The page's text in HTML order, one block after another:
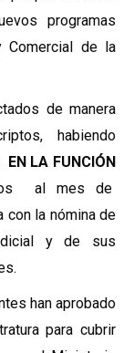
programas
Comercial de la
de manera
habiendo
EN LA FUNCIÓN
al mes de
con la nómina de
y de sus
han aprobado
para cubrir